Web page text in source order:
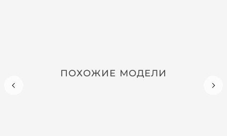
ПОХОЖИЕ МОДЕЛИ